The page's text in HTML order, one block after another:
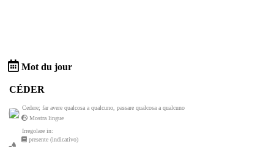
Mot du jour
CÉDER
Cedere; far avere qualcosa a qualcuno, passare qualcosa a qualcuno
Mostra lingue
Irregolare in:
presente (indicativo)